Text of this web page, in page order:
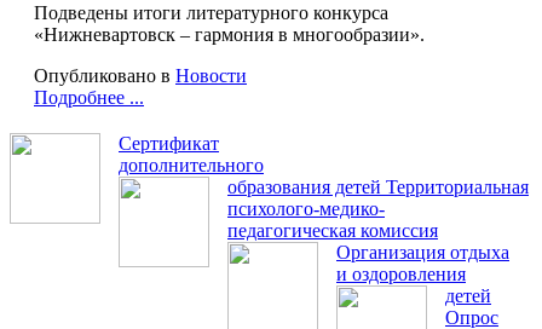
Подведены итоги литературного конкурса
«Нижневартовск – гармония в многообразии».
Опубликовано в Новости
Подробнее ...
Сертификат
дополнительного
образования детей Территориальная
психолого-медико-
педагогическая комиссия
Организация отдыха
и оздоровления
детей
Опрос